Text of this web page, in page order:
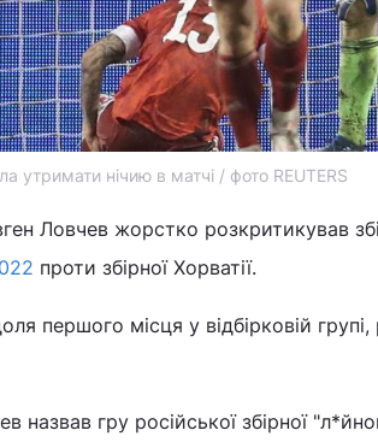
утримати нічию в матчі / фото REUTERS
Ловчев жорстко розкритикував
проти збірної Хорватії.
першого місця у відбірковій групі,
назвав гру російської збірної